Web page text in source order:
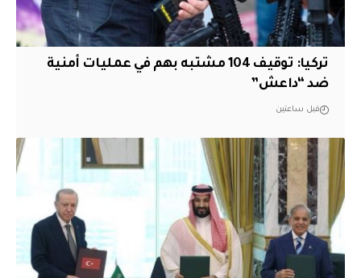
تركيا: توقيف 104 مشتبه بهم في عمليات أمنية
ضد “داعش”
قبل ساعتين